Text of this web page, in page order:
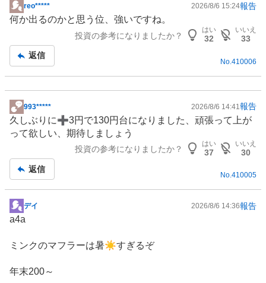
掲
示
事
reo***** 2026/8/6 15:24報告
何か出るのかと思う位、強いですね。
投資の参考になりましたか？
はい
32
いいえ
33
返信
No. 410006
掲
示
板
993***** 2026/8/6 14:41 報告
久しぶりに➕3円で130円台になりました、頑張って上が
って欲しい、期待しましょう
投資の参考になりましたか？
はい
37
いいえ
30
返信
No.410005
掲
示
記
デイ 2026/8/6 14:36報告
a4a
ミンクのマフラーは暑☀️すぎるぞ
年末200～